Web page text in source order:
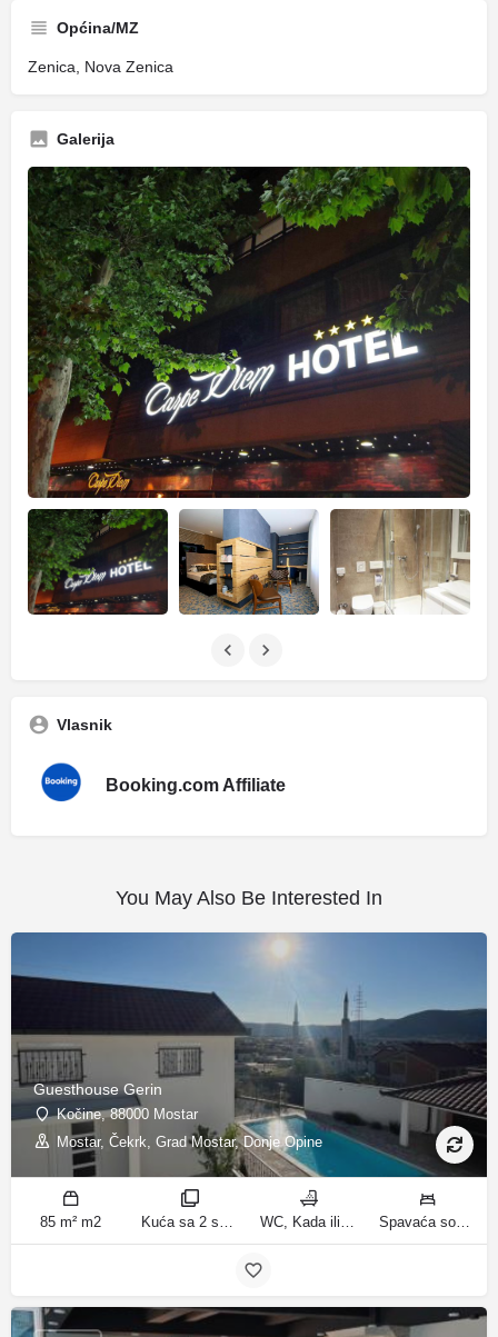
Općina/MZ
Zenica, Nova Zenica
Galerija
Vlasnik
Booking.com Affiliate
You May Also Be Interested In
Guesthouse Gerin
Kočine, 88000 Mostar
Mostar, Čekrk, Grad Mostar, Donje Opine
85 m² m2